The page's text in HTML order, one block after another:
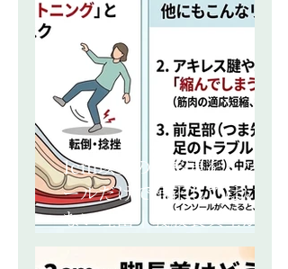
1cm以上の脚長差をインソ
ールだけで補正してはいけ
ない理由｜義肢装具士が解
説する4つのリスク